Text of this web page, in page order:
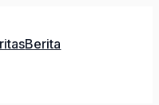
Berita